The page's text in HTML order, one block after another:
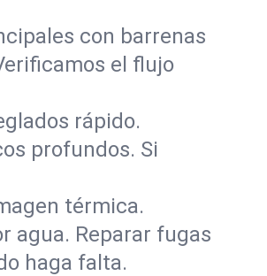
con barrenas
el flujo
rápido.
profundos. Si
térmica.
agua. Reparar fugas
haga falta.